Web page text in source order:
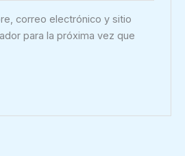
correo electrónico y sitio
para la próxima vez que